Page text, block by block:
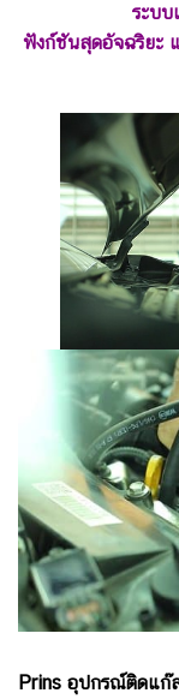
ระบ
ฟังก์ชันสุดอัจฉริยะ
Prins อุปกรณ์ติดแก๊